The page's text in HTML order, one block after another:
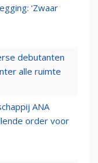
‘Zwaar
debutanten
alle ruimte
ANA
order voor